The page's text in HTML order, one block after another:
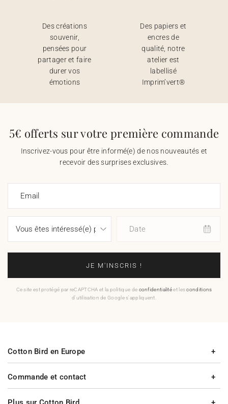
Des créations
souvenir,
pensées pour
partager et faire
durer vos
émotions
Des papiers et
encres de
qualité, notre
atelier est
labellisé
Imprim’vert®
5€ offerts sur votre première commande
Inscrivez-vous pour être informé(e) de nos nouveautés et
recevoir des surprises exclusives.
Email
Date
JE M'INSCRIS !
Ce site est protégé par reCAPTCHA et la politique de confidentialitéet lesconditions
d'utilisation de Google s'appliquent.
Commande et contact
Cotton Bird en Europe